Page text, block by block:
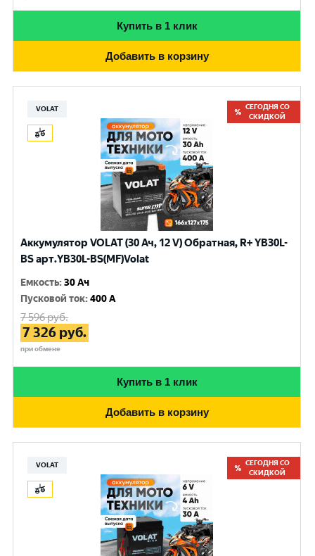
Купить в 1 клик
Добавить в корзину
VOLAT
СЕГОДНЯ СО
СКИДКОЙ
Аккумулятор VOLAT (30 Ач, 12 V) Обратная, R+ YB30L-
BS арт.YB30L-BS(MF)Volat
Емкость:30 Ач
Пусковой ток:400 A
7 596руб.
7 326 руб.
при обмене
Купить в 1 клик
Добавить в корзину
VOLAT
СЕГОДНЯ СО
СКИДКОЙ